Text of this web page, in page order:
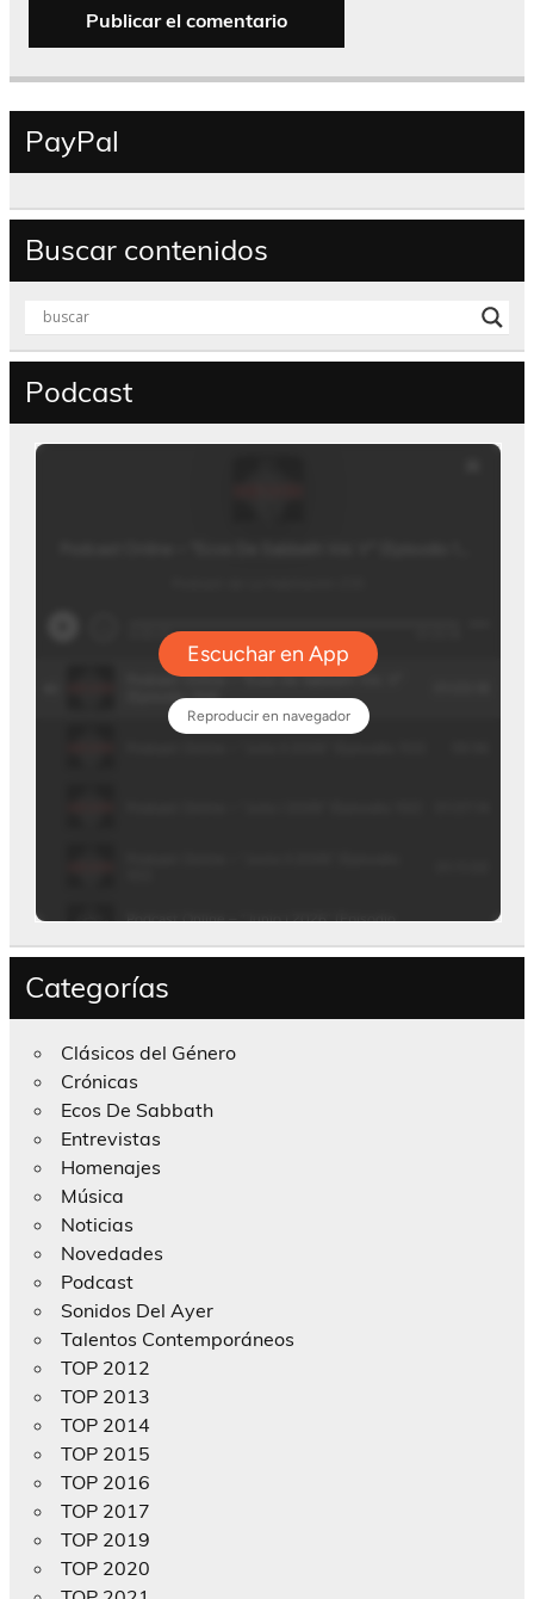
PayPal
Buscar contenidos
Podcast
Categorías
Clásicos del Género
Crónicas
Ecos De Sabbath
Entrevistas
Homenajes
Música
Noticias
Novedades
Podcast
Sonidos Del Ayer
Talentos Contemporáneos
TOP 2012
TOP 2013
TOP 2014
TOP 2015
TOP 2016
TOP 2017
TOP 2019
TOP 2020